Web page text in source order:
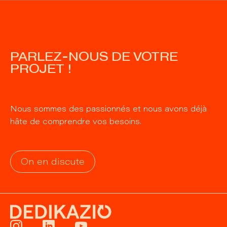
PARLEZ-NOUS DE VOTRE
PROJET !
Nous sommes des passionnés et nous avons déjà
hâte de comprendre vos besoins.
On en discute